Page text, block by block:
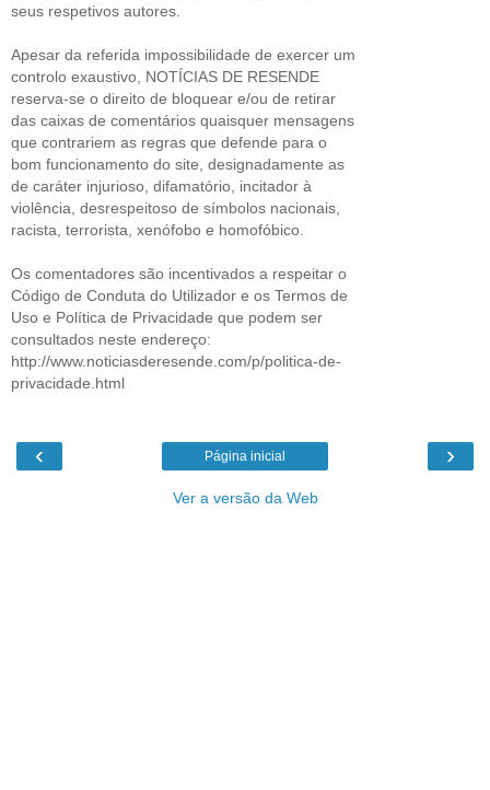
seus respetivos autores.
Apesar da referida impossibilidade de exercer um
controlo exaustivo, NOTÍCIAS DE RESENDE
reserva-se o direito de bloquear e/ou de retirar
das caixas de comentários quaisquer mensagens
que contrariem as regras que defende para o
bom funcionamento do site, designadamente as
de caráter injurioso, difamatório, incitador à
violência, desrespeitoso de símbolos nacionais,
racista, terrorista, xenófobo e homofóbico.
Os comentadores são incentivados a respeitar o
Código de Conduta do Utilizador e os Termos de
Uso e Política de Privacidade que podem ser
consultados neste endereço:
http://www.noticiasderesende.com/p/politica-de-
privacidade.html
‹ ›
Página inicial
Ver a versão da Web